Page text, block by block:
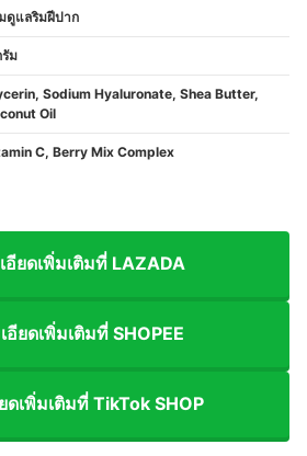
ดูแลริมฝีปาก
ม
Sodium Hyaluronate, Shea Butter,
Oil
C, Berry Mix Complex
อียดเพิ่มเติมที่ LAZADA
อียดเพิ่มเติมที่ SHOPEE
ดเพิ่มเติมที่ TikTok SHOP